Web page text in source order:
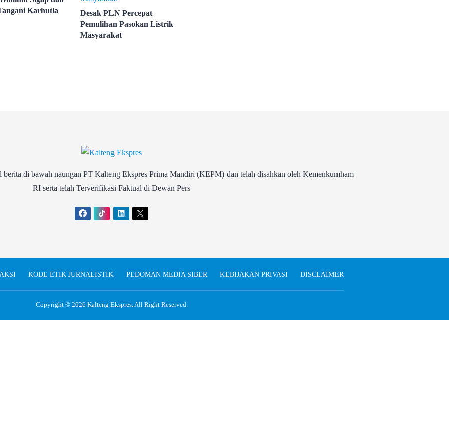
Karhutla
Desak PLN Percepat
Pemulihan Pasokan Listrik
Masyarakat
di bawah naungan PT Kalteng Ekspres Prima Mandiri (KEPM) dan telah disahkan oleh Kemenkumham
RI serta telah Terverifikasi Faktual di Dewan Pers
KODE ETIK JURNALISTIK PEDOMAN MEDIA SIBER KEBIJAKAN PRIVASI DISCLAIMER
Copyright © 2026 Kalteng Ekspres. All Right Reserved.